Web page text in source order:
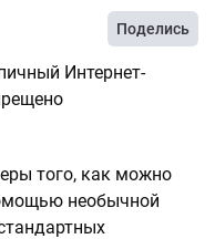
Поделись
Интернет-
того, как можно
необычной